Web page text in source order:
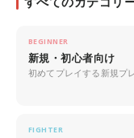
BEGINNER
新規・初心者向け
初めてプレイする新規プ
FIGHTER